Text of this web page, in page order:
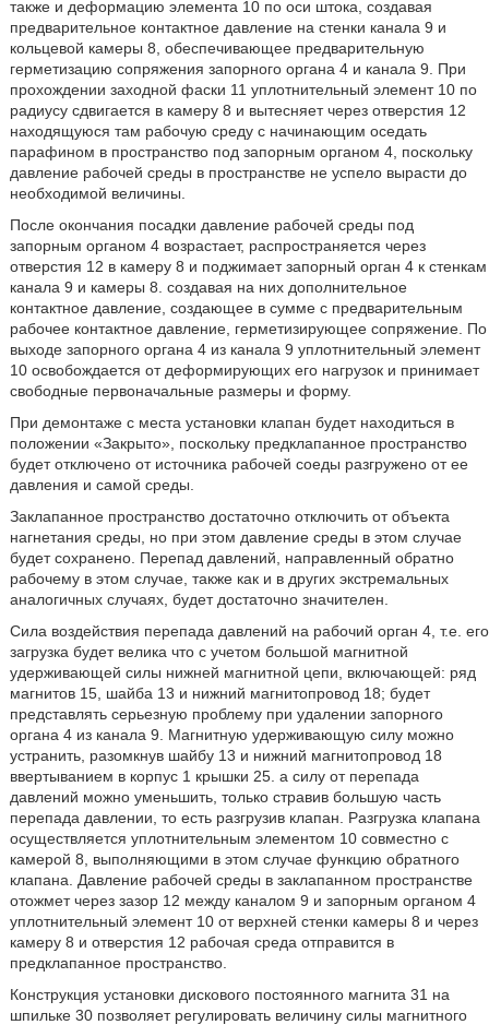
также и деформацию элемента 10 по оси штока, создавая
предварительное контактное давление на стенки канала 9 и
кольцевой камеры 8, обеспечивающее предварительную
герметизацию сопряжения запорного органа 4 и канала 9. При
прохождении заходной фаски 11 уплотнительный элемент 10 по
радиусу сдвигается в камеру 8 и вытесняет через отверстия 12
находящуюся там рабочую среду с начинающим оседать
парафином в пространство под запорным органом 4, поскольку
давление рабочей среды в пространстве не успело вырасти до
необходимой величины.
После окончания посадки давление рабочей среды под
запорным органом 4 возрастает, распространяется через
отверстия 12 в камеру 8 и поджимает запорный орган 4 к стенкам
канала 9 и камеры 8. создавая на них дополнительное
контактное давление, создающее в сумме с предварительным
рабочее контактное давление, герметизирующее сопряжение. По
выходе запорного органа 4 из канала 9 уплотнительный элемент
10 освобождается от деформирующих его нагрузок и принимает
свободные первоначальные размеры и форму.
При демонтаже с места установки клапан будет находиться в
положении «Закрыто», поскольку предклапанное пространство
будет отключено от источника рабочей соеды разгружено от ее
давления и самой среды.
Заклапанное пространство достаточно отключить от объекта
нагнетания среды, но при этом давление среды в этом случае
будет сохранено. Перепад давлений, направленный обратно
рабочему в этом случае, также как и в других экстремальных
аналогичных случаях, будет достаточно значителен.
Сила воздействия перепада давлений на рабочий орган 4, т.е. его
загрузка будет велика что с учетом большой магнитной
удерживающей силы нижней магнитной цепи, включающей: ряд
магнитов 15, шайба 13 и нижний магнитопровод 18; будет
представлять серьезную проблему при удалении запорного
органа 4 из канала 9. Магнитную удерживающую силу можно
устранить, разомкнув шайбу 13 и нижний магнитопровод 18
ввертыванием в корпус 1 крышки 25. а силу от перепада
давлений можно уменьшить, только стравив большую часть
перепада давлении, то есть разгрузив клапан. Разгрузка клапана
осуществляется уплотнительным элементом 10 совместно с
камерой 8, выполняющими в этом случае функцию обратного
клапана. Давление рабочей среды в заклапанном пространстве
отожмет через зазор 12 между каналом 9 и запорным органом 4
уплотнительный элемент 10 от верхней стенки камеры 8 и через
камеру 8 и отверстия 12 рабочая среда отправится в
предклапанное пространство.
Конструкция установки дискового постоянного магнита 31 на
шпильке 30 позволяет регулировать величину силы магнитного